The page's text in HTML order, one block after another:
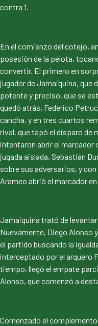
contra 1.
En el comienzo del cotejo,
posesión de la pelota,
convertir. El primero en
jugador de Jamaiquina, que
potente y preciso, que se
quedó atrás, Federico
cancha, y en tres cuartos
rival, que tapó el disparo de
intentaron abrir el marcador
jugada aislada, Sebastián
sobre sus adversarios, y
Arameo abrió el marcador
Jamaiquina trató de
Nuevamente, Diego Alonso
el partido buscando la
interceptado por el arquero
tiempo, llegó el empate
Alonso, que comenzó a
Comenzado el